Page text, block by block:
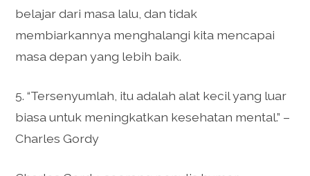
belajar dari masa lalu, dan tidak
membiarkannya menghalangi kita mencapai
masa depan yang lebih baik.
5. “Tersenyumlah, itu adalah alat kecil yang luar
biasa untuk meningkatkan kesehatan mental.” –
Charles Gordy